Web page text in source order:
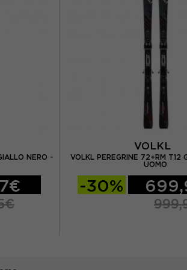
NERO -
VOLKL
VOLKL PEREGRINE 72+RM T12
UOMO
-30%